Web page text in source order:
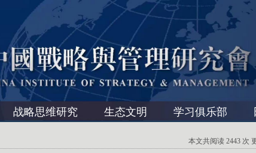
战略思维研究 生态文明 学习俱乐部
本文共阅读 2443 次